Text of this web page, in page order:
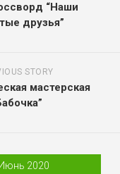
“Наши
друзья”
STORY
мастерская
Июнь 2020